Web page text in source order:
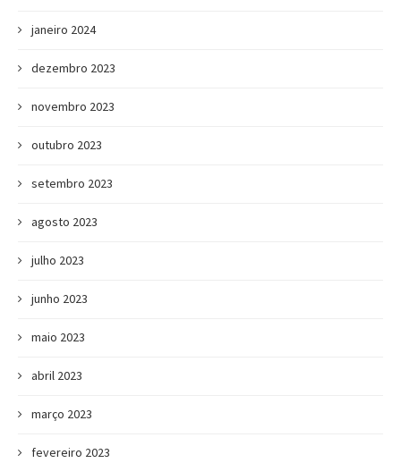
janeiro 2024
dezembro 2023
novembro 2023
outubro 2023
setembro 2023
agosto 2023
julho 2023
junho 2023
maio 2023
abril 2023
março 2023
fevereiro 2023